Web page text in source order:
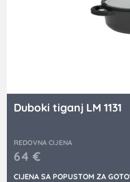
Duboki tiganj LM 1131
REDOVNA CIJENA
64 €
CIJENA SA POPUSTOM ZA